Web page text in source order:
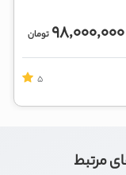
98,000,000 تومان
5
مرتبط